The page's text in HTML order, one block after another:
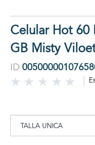
Celular Hot 60
GB Misty
ID